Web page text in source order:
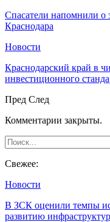
Спасатели напомнили о
Краснодара
Новости
Краснодарский край в
инвестиционного
Пред След
Комментарии закрыты.
Свежее:
Новости
В ЗСК оценили темпы
развитию